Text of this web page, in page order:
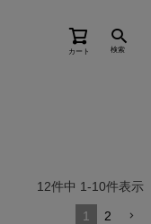
カート 検索
12件中 1-10件表示
1 2